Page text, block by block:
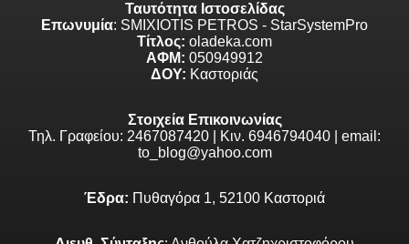
Ταυτότητα Ιστοσελίδας
Επωνυμία: SMIXIOTIS PETROS - StarSystemPro
Τίτλος: oladeka.com
ΑΦΜ: 050949912
ΔΟΥ: Καστοριάς
Στοιχεία Επικοινωνίας
Τηλ. Γραφείου: 2467087420 | Κιν. 6946794040 | email:
to_blog@yahoo.com
Έδρα: Πυθαγόρα 1, 52100 Καστοριά